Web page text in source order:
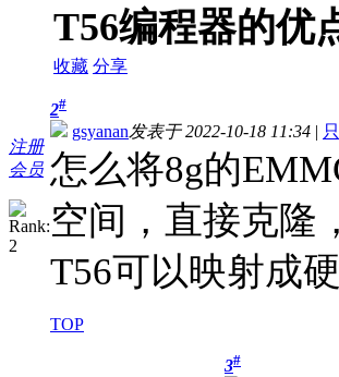
T56编程器的优
收藏 分享
注册
会员
2#
gsyanan发表于 2022-10-18 11:34 |
怎么将8g的
空间，直接克隆
T56可以映射成
TOP
3#